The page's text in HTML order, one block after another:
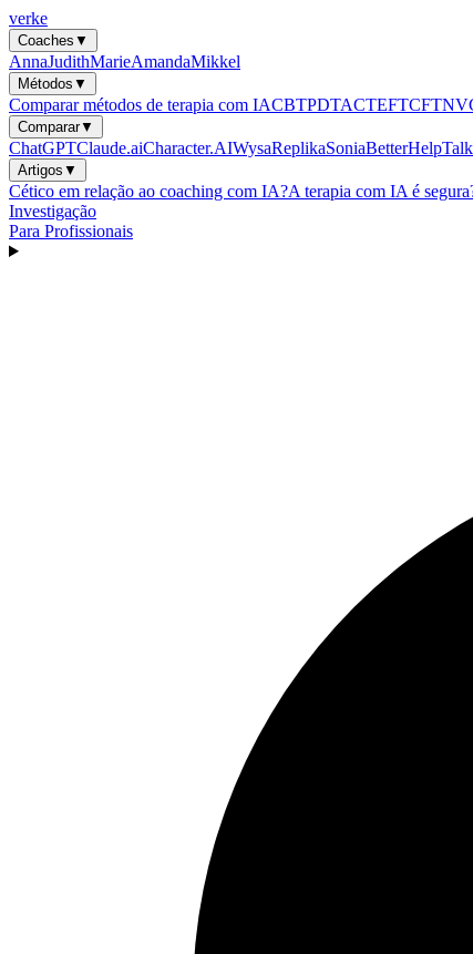
verke
Coaches ▼
AnnaJudithMarieAmandaMikkel
Métodos ▼
Comparar métodos de terapia com IACBTPDTACTEFTCFT
Comparar▼
ChatGPTClaude.aiCharacter.AIWysaReplikaSoniaBetterHelp
Artigos ▼
Cético em relação ao coaching com IA?A terapia com IA é
Investigação
Para Profissionais